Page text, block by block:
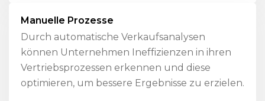
Manuelle Prozesse
Durch automatische Verkaufsanalysen
können Unternehmen Ineffizienzen in ihren
Vertriebsprozessen erkennen und diese
optimieren, um bessere Ergebnisse zu erzielen.